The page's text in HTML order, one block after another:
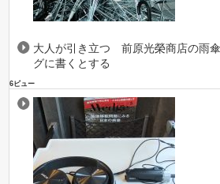
大人が引き立つ 前原光榮商店の雨
グに書くとする
6ビュー